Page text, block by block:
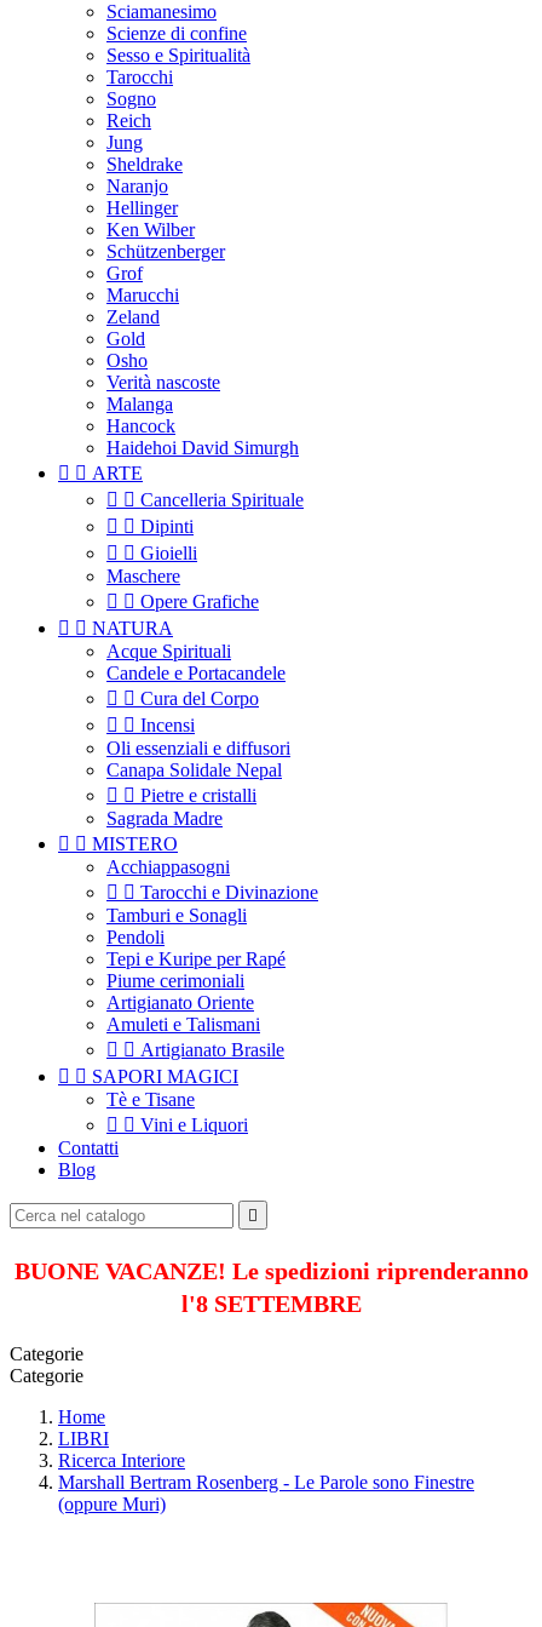
Sciamanesimo
Scienze di confine
Sesso e Spiritualità
Tarocchi
Sogno
Reich
Jung
Sheldrake
Naranjo
Hellinger
Ken Wilber
Schützenberger
Grof
Marucchi
Zeland
Gold
Osho
Verità nascoste
Malanga
Hancock
Haidehoi David Simurgh
  ARTE
  Cancelleria Spirituale
  Dipinti
  Gioielli
Maschere
  Opere Grafiche
  NATURA
Acque Spirituali
Candele e Portacandele
  Cura del Corpo
  Incensi
Oli essenziali e diffusori
Canapa Solidale Nepal
  Pietre e cristalli
Sagrada Madre
  MISTERO
Acchiappasogni
  Tarocchi e Divinazione
Tamburi e Sonagli
Pendoli
Tepi e Kuripe per Rapé
Piume cerimoniali
Artigianato Oriente
Amuleti e Talismani
  Artigianato Brasile
  SAPORI MAGICI
Tè e Tisane
  Vini e Liquori
Contatti
Blog

BUONE VACANZE! Le spedizioni riprenderanno
l'8 SETTEMBRE
Categorie
Categorie
Home
LIBRI
Ricerca Interiore
Marshall Bertram Rosenberg - Le Parole sono Finestre
(oppure Muri)